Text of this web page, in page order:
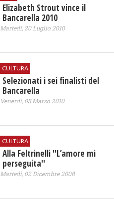
Elizabeth Strout vince il
Bancarella 2010
Martedì, 20 Luglio 2010
CULTURA
Selezionati i sei finalisti del
Bancarella
Venerdì, 05 Marzo 2010
CULTURA
Alla Feltrinelli ''L’amore mi
perseguita''
Martedì, 02 Dicembre 2008